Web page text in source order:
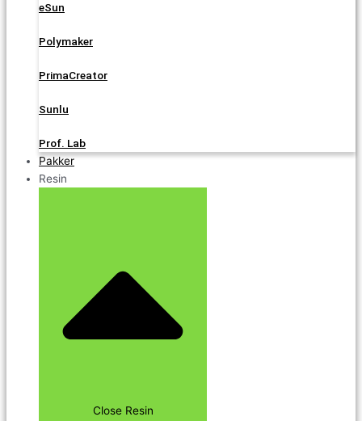
eSun
Polymaker
PrimaCreator
Sunlu
Prof. Lab
Pakker
Resin
Close Resin